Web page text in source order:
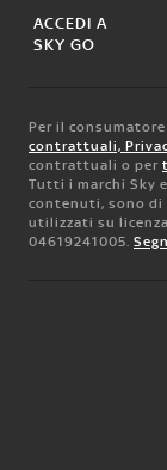
ACCEDI A
SKY GO
Per il
contrattuali,
contrattuali o per
Tutti i marchi Sky
contenuti, sono di
utilizzati su
04619241005.